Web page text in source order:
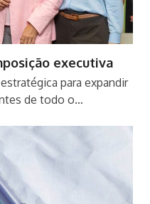
executiva
para expandir
de todo o…